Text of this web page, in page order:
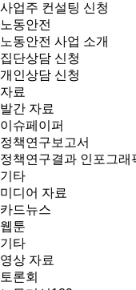
사업주 컨설팅 신청
노동안전
노동안전 사업 소개
집단상담 신청
개인상담 신청
자료
발간 자료
이슈페이퍼
정책연구보고서
정책연구결과 인포그래
기타
미디어 자료
카드뉴스
웹툰
기타
영상 자료
토론회